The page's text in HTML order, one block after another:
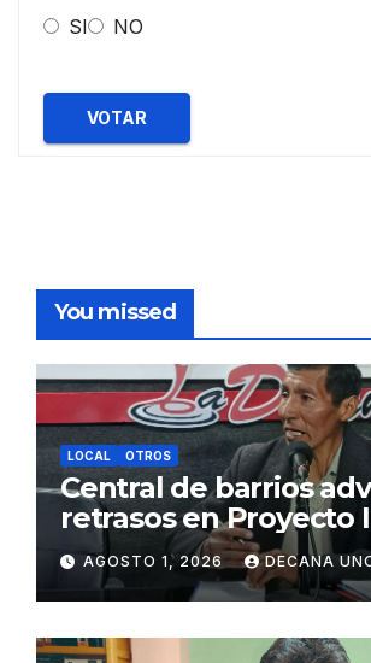
SI NO
VOTAR
You missed
LOCAL OTROS
Central de barrios
retrasos en Proyecto
de Agua y
Juliaca
AGOSTO 1, 2026 DECANA